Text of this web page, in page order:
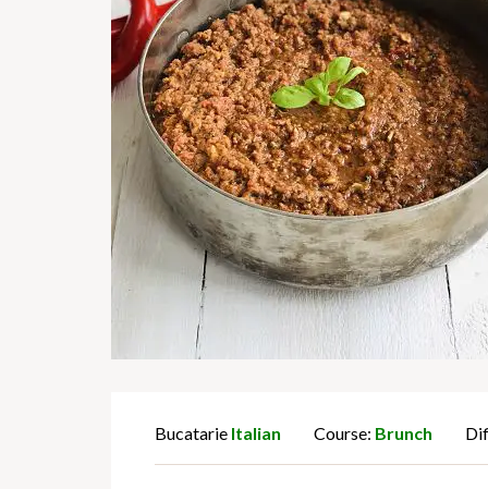
Bucatarie Italian Course: Brunch